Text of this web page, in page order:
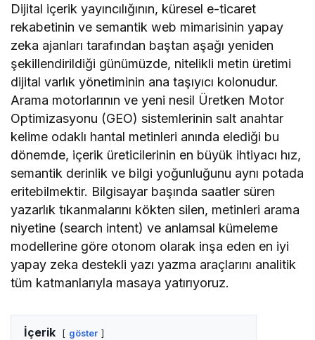
Dijital içerik yayıncılığının, küresel e-ticaret
rekabetinin ve semantik web mimarisinin yapay
zeka ajanları tarafından baştan aşağı yeniden
şekillendirildiği günümüzde, nitelikli metin üretimi
dijital varlık yönetiminin ana taşıyıcı kolonudur.
Arama motorlarının ve yeni nesil Üretken Motor
Optimizasyonu (GEO) sistemlerinin salt anahtar
kelime odaklı hantal metinleri anında elediği bu
dönemde, içerik üreticilerinin en büyük ihtiyacı hız,
semantik derinlik ve bilgi yoğunluğunu aynı potada
eritebilmektir. Bilgisayar başında saatler süren
yazarlık tıkanmalarını kökten silen, metinleri arama
niyetine (search intent) ve anlamsal kümeleme
modellerine göre otonom olarak inşa eden en iyi
yapay zeka destekli yazı yazma araçlarını analitik
tüm katmanlarıyla masaya yatırıyoruz.
İçerik göster